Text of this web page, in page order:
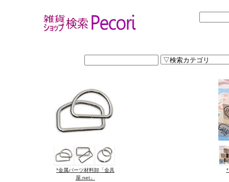
*金属パーツ材料卸「金具
屋.net」